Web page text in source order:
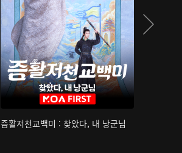
즘활저천교백미 : 찾았다, 내 낭군님